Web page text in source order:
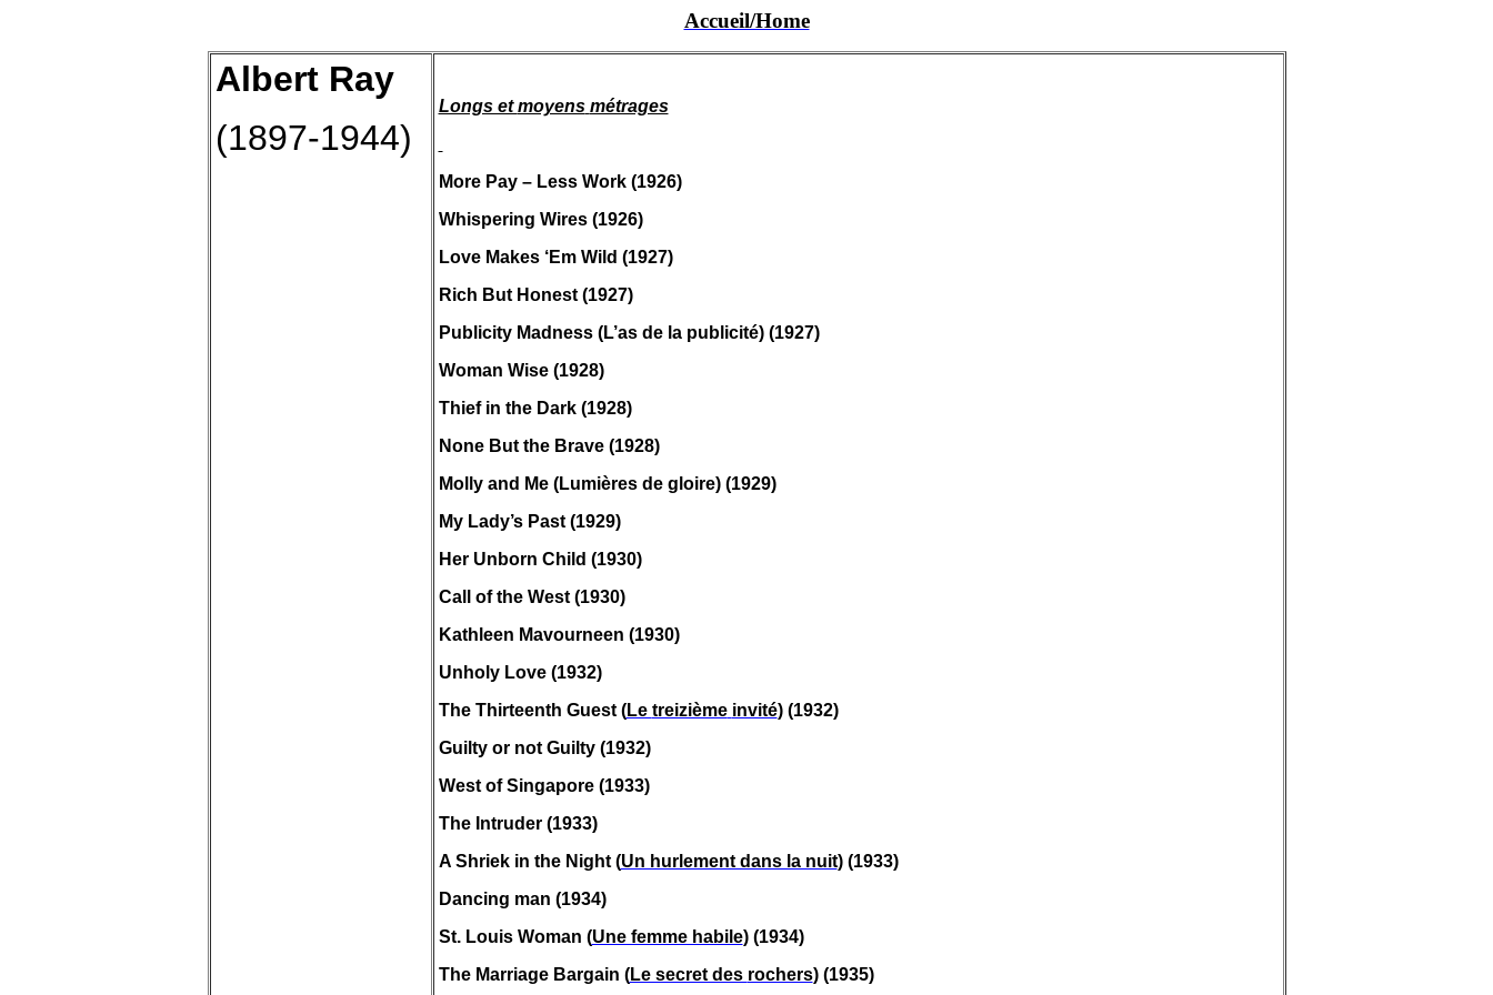
Accueil/Home
Albert Ray
(1897-1944)
Longs etmoyens métrages
More Pay – Less Work (1926)
Whispering Wires (1926)
Love Makes ‘EmWild (1927)
Rich But Honest (1927)
PublicityMadness (L’as de la publicité) (1927)
Woman Wise (1928)
Thief in the Dark (1928)
None But the Brave (1928)
Molly and Me (Lumièresde gloire) (1929)
My Lady’s Past (1929)
Her Unborn Child (1930)
Call of the West (1930)
Kathleen Mavourneen (1930)
Unholy Love (1932)
The Thirteenth Guest (Le treizième invité) (1932)
Guilty or not Guilty (1932)
West of Singapore (1933)
The Intruder (1933)
A Shriek in the Night (Un hurlement dans la nuit) (1933)
Dancing man (1934)
St. Louis Woman (Une femme habile) (1934)
The Marriage Bargain (Le secret des rochers) (1935)